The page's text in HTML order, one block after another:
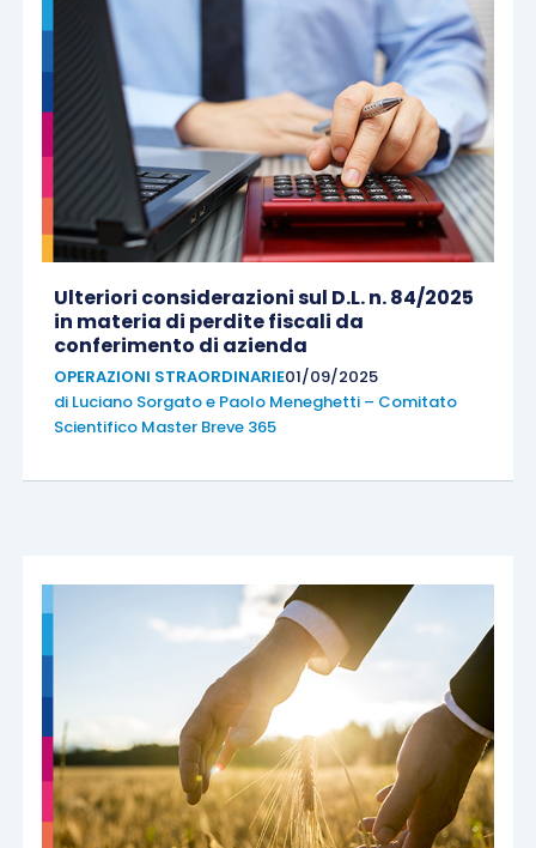
Ulteriori considerazioni sul D.L. n. 84/2025
in materia di perdite fiscali da
conferimento di azienda
OPERAZIONI STRAORDINARIE01/09/2025
di Luciano Sorgatoe Paolo Meneghetti – Comitato
Scientifico Master Breve 365